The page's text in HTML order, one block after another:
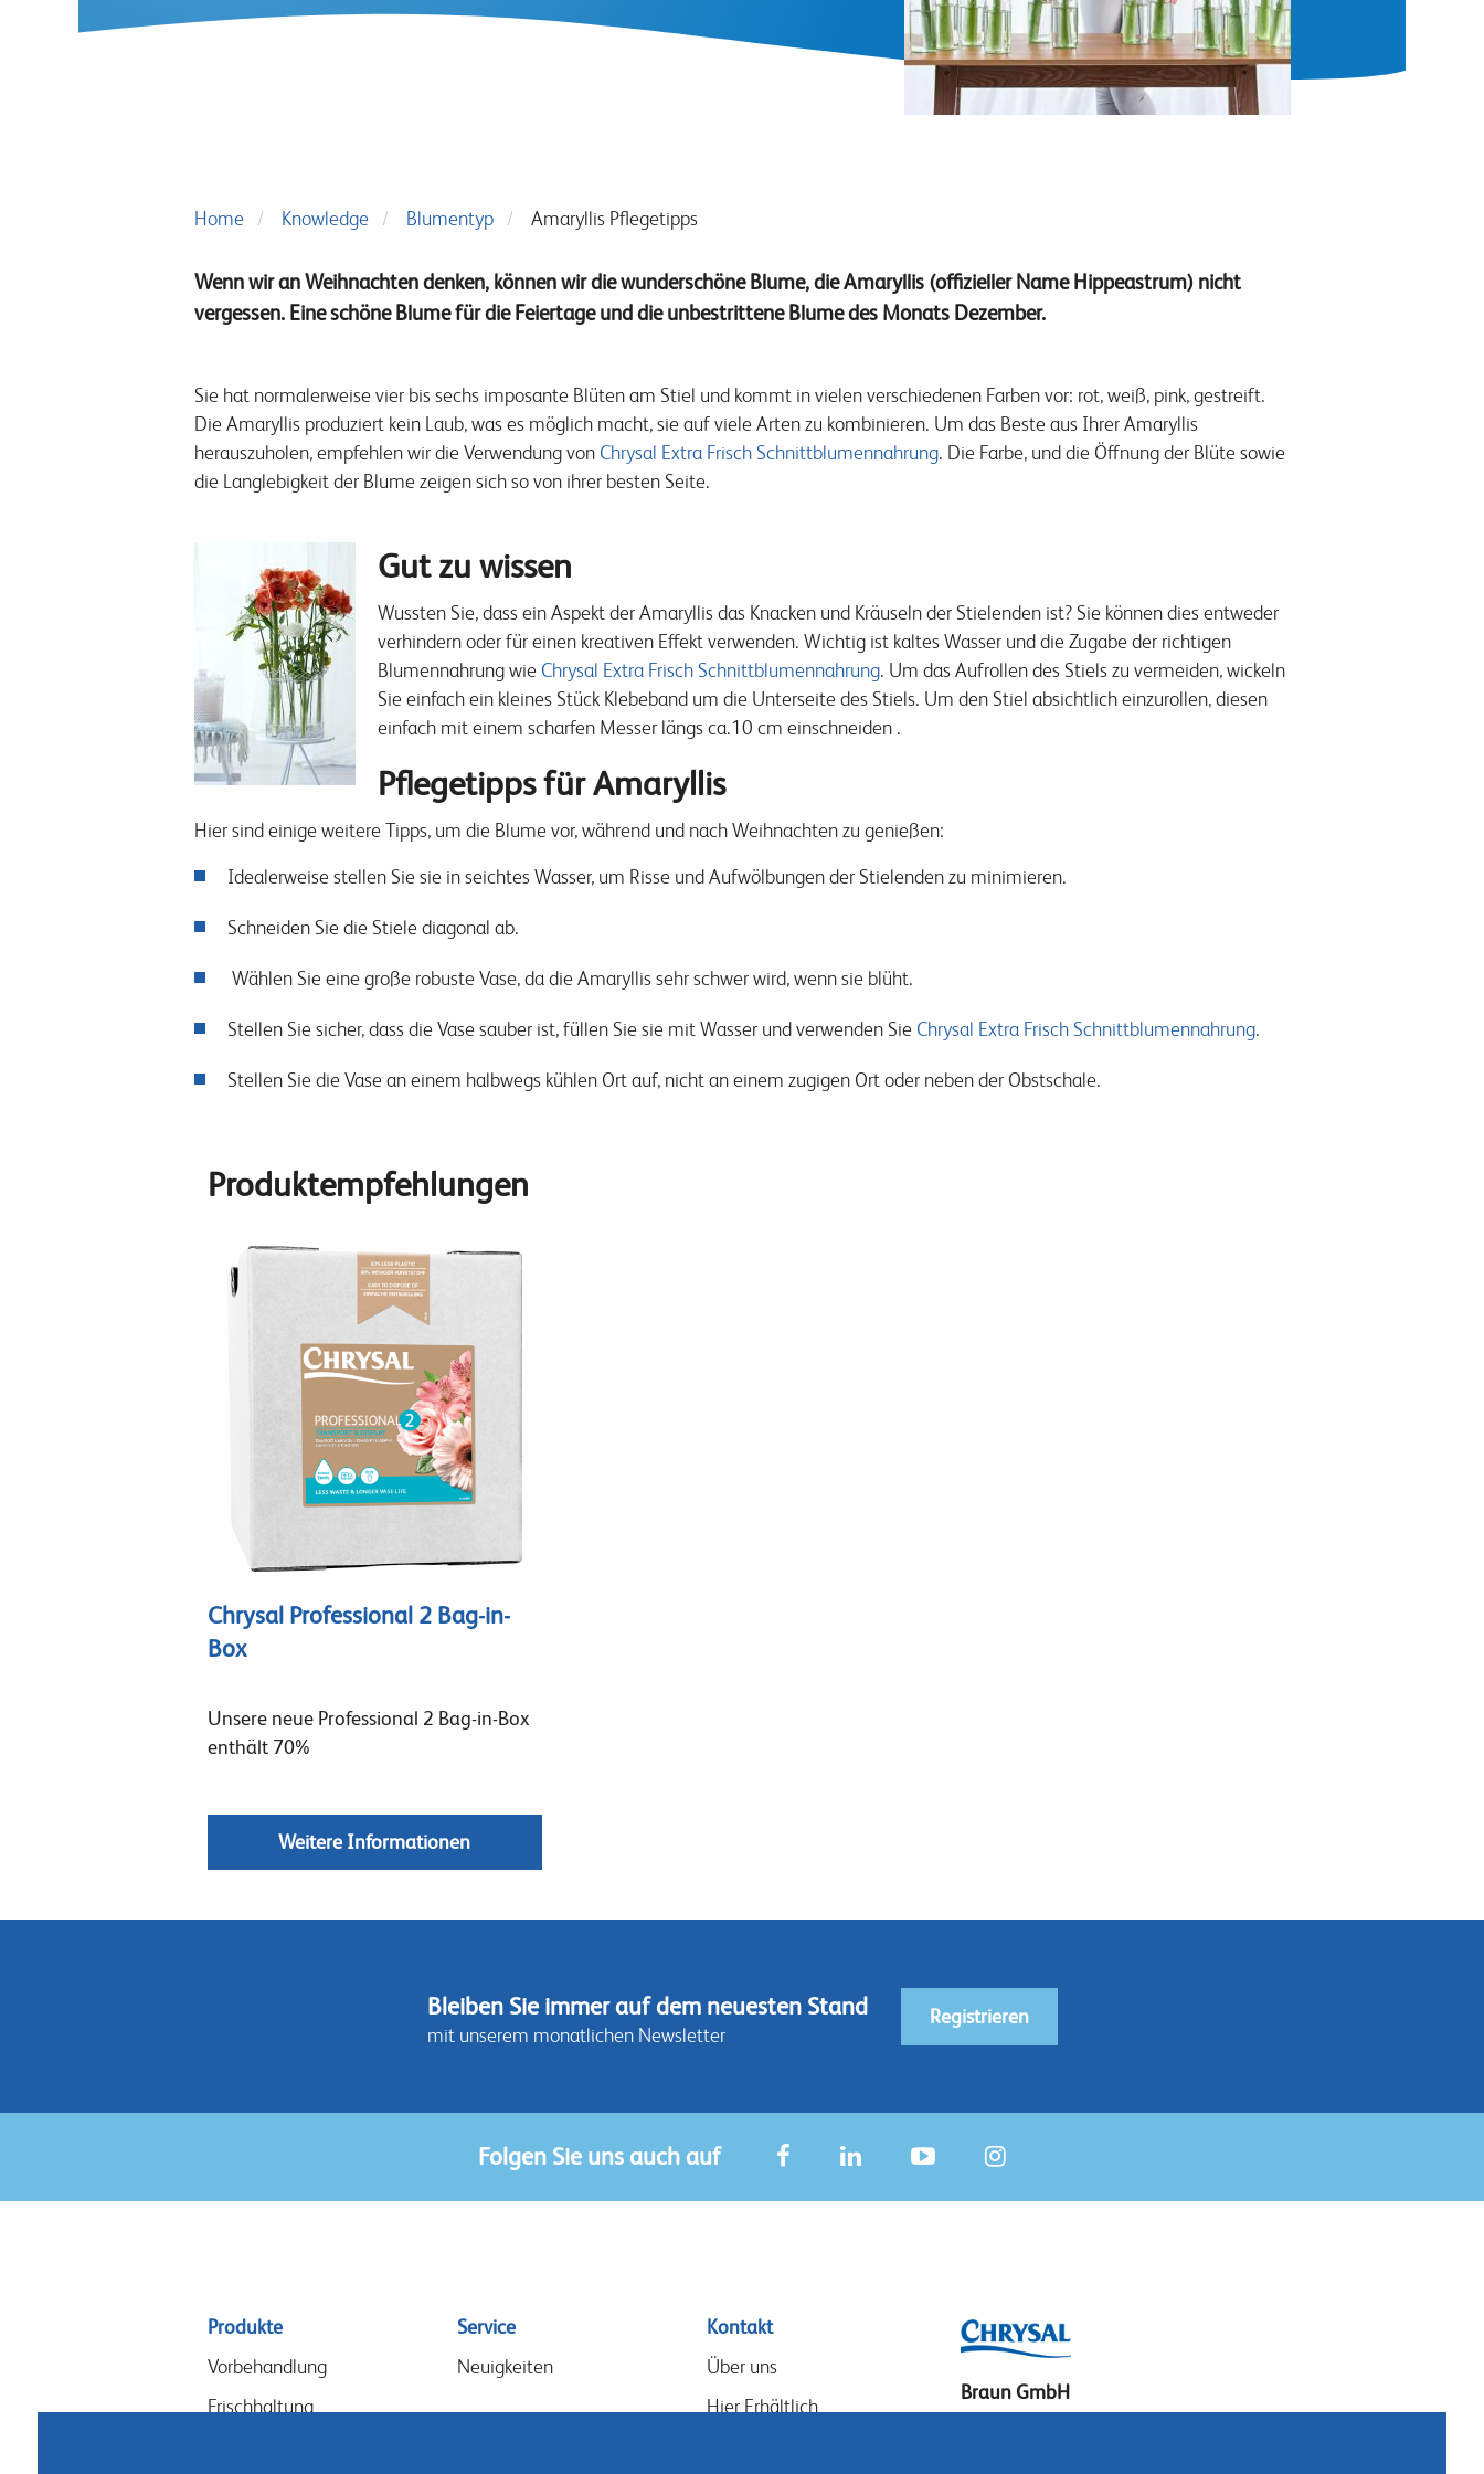
Home Knowledge Blumentyp Amaryllis Pflegetipps
Wenn wir an Weihnachten denken, können wir die wunderschöne Blume, die Amaryllis (offizieller Name Hippeastrum) nicht
vergessen. Eine schöne Blume für die Feiertage und die unbestrittene Blume des Monats Dezember.
Sie hat normalerweise vier bis sechs imposante Blüten am Stiel und kommt in vielen verschiedenen Farben vor: rot, weiß, pink, gestreift.
Die Amaryllis produziert kein Laub, was es möglich macht, sie auf viele Arten zu kombinieren. Um das Beste aus Ihrer Amaryllis
herauszuholen, empfehlen wir die Verwendung von Chrysal Extra Frisch Schnittblumennahrung. Die Farbe, und die Öffnung der Blüte sowie
die Langlebigkeit der Blume zeigen sich so von ihrer besten Seite.
Gut zu wissen
Wussten Sie, dass ein Aspekt der Amaryllis das Knacken und Kräuseln der Stielenden ist? Sie können dies entweder
verhindern oder für einen kreativen Effekt verwenden. Wichtig ist kaltes Wasser und die Zugabe der richtigen
Blumennahrung wie Chrysal Extra Frisch Schnittblumennahrung. Um das Aufrollen des Stiels zu vermeiden, wickeln
Sie einfach ein kleines Stück Klebeband um die Unterseite des Stiels. Um den Stiel absichtlich einzurollen, diesen
einfach mit einem scharfen Messer längs ca.10 cm einschneiden .
Pflegetipps für Amaryllis
Hier sind einige weitere Tipps, um die Blume vor, während und nach Weihnachten zu genießen:
Idealerweise stellen Sie sie in seichtes Wasser, um Risse und Aufwölbungen der Stielenden zu minimieren.
Schneiden Sie die Stiele diagonal ab.
Wählen Sie eine große robuste Vase, da die Amaryllis sehr schwer wird, wenn sie blüht.
Stellen Sie sicher, dass die Vase sauber ist, füllen Sie sie mit Wasser und verwenden Sie Chrysal Extra Frisch Schnittblumennahrung.
Stellen Sie die Vase an einem halbwegs kühlen Ort auf, nicht an einem zugigen Ort oder neben der Obstschale.
Produktempfehlungen
Chrysal Professional 2 Bag-in-
Box
Unsere neue Professional 2 Bag-in-Box
enthält 70%
Weitere Informationen
Bleiben Sie immer auf dem neuesten Stand
mit unserem monatlichen Newsletter
Registrieren
Folgen Sie uns auch auf
Sitemap
menu
Produkte
Vorbehandlung
Frischhaltung
Service
Neuigkeiten
Kontakt
Über uns
Hier Erhältlich
Braun GmbH